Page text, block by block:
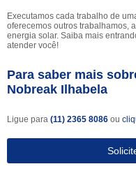
Executamos cada trabalho de
oferecemos outros trabalhamos,
energia solar. Saiba mais
atender você!
Para saber mais
Nobreak Ilhabela
Ligue para (11) 2365 8086 ou